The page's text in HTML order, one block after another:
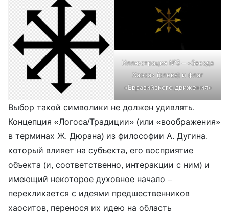
Иллюстрация №3 – «Звезда
Хаоса» (слева) и флаг
«Евразийского движения»
Выбор такой символики не должен удивлять.
Концепция «Логоса/Традиции» (или «воображения»
в терминах Ж. Дюрана) из философии А. Дугина,
который влияет на субъекта, его восприятие
объекта (и, соответственно, интеракции с ним) и
имеющий некоторое духовное начало –
перекликается с идеями предшественников
хаоситов, перенося их идею на область